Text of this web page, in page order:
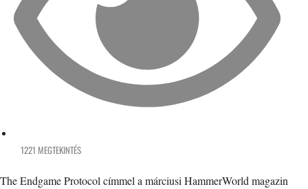
1221 MEGTEKINTÉS
The Endgame Protocol címmel a márciusi HammerWorld magazin